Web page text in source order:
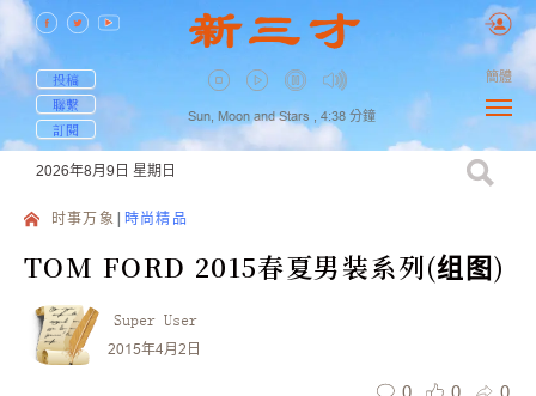
投稿
聯繫
訂閱
Sun, Moon and Stars , 4:38 分鐘
簡體
2026年8月9日 星期日
时事万象 時尚精品
TOM FORD 2015春夏男装系列(组图)
Super User
2015年4月2日